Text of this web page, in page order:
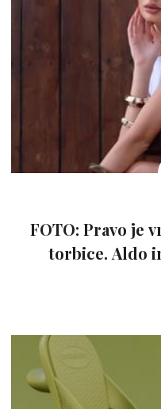
FOTO: Pravo je
torbice. Aldo